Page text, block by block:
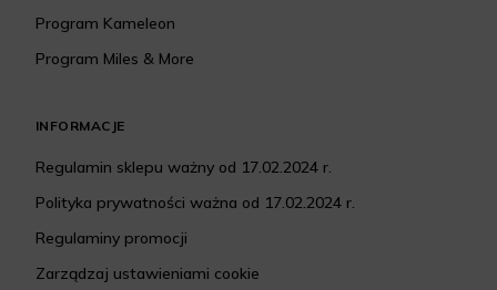
Program Kameleon
Program Miles & More
INFORMACJE
Regulamin sklepu ważny od 17.02.2024 r.
Polityka prywatności ważna od 17.02.2024 r.
Regulaminy promocji
Zarządzaj ustawieniami cookie